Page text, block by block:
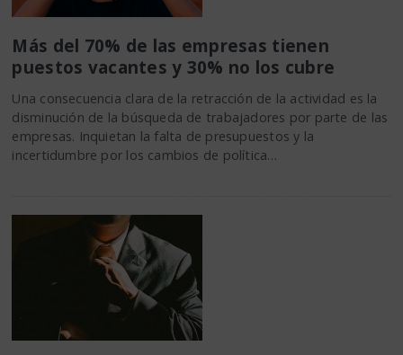
Más del 70% de las empresas tienen
puestos vacantes y 30% no los cubre
Una consecuencia clara de la retracción de la actividad es la
disminución de la búsqueda de trabajadores por parte de las
empresas. Inquietan la falta de presupuestos y la
incertidumbre por los cambios de política…